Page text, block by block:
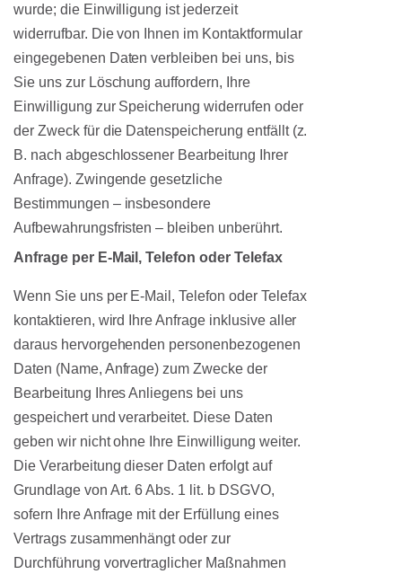
wurde; die Einwilligung ist jederzeit
widerrufbar. Die von Ihnen im Kontaktformular
eingegebenen Daten verbleiben bei uns, bis
Sie uns zur Löschung auffordern, Ihre
Einwilligung zur Speicherung widerrufen oder
der Zweck für die Datenspeicherung entfällt (z.
B. nach abgeschlossener Bearbeitung Ihrer
Anfrage). Zwingende gesetzliche
Bestimmungen – insbesondere
Aufbewahrungsfristen – bleiben unberührt.
Anfrage per E-Mail, Telefon oder Telefax
Wenn Sie uns per E-Mail, Telefon oder Telefax
kontaktieren, wird Ihre Anfrage inklusive aller
daraus hervorgehenden personenbezogenen
Daten (Name, Anfrage) zum Zwecke der
Bearbeitung Ihres Anliegens bei uns
gespeichert und verarbeitet. Diese Daten
geben wir nicht ohne Ihre Einwilligung weiter.
Die Verarbeitung dieser Daten erfolgt auf
Grundlage von Art. 6 Abs. 1 lit. b DSGVO,
sofern Ihre Anfrage mit der Erfüllung eines
Vertrags zusammenhängt oder zur
Durchführung vorvertraglicher Maßnahmen